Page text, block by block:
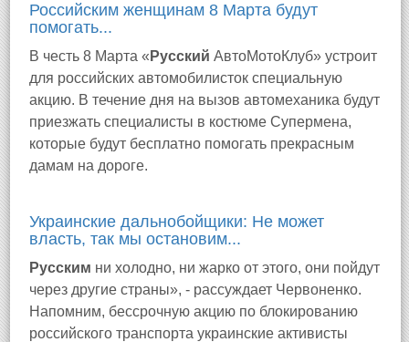
Российским женщинам 8 Марта будут
помогать...
В честь 8 Марта « Русский АвтоМотоКлуб» устроит
для российских автомобилисток специальную
акцию. В течение дня на вызов автомеханика будут
приезжать специалисты в костюме Супермена,
которые будут бесплатно помогать прекрасным
дамам на дороге.
Украинские дальнобойщики: Не может
власть, так мы остановим...
Русским ни холодно, ни жарко от этого, они пойдут
через другие страны», - рассуждает Червоненко.
Напомним, бессрочную акцию по блокированию
российского транспорта украинские активисты